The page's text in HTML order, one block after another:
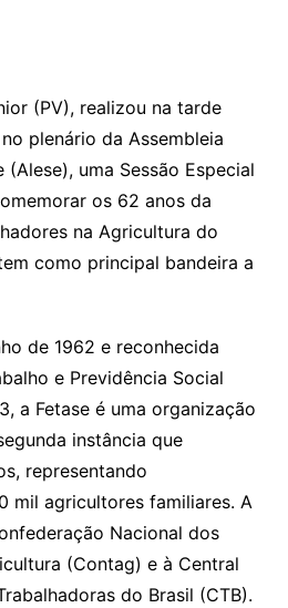
(PV), realizou na tarde
plenário da Assembleia
uma Sessão Especial
os 62 anos da
na Agricultura do
como principal bandeira a
de 1962 e reconhecida
e Previdência Social
a Fetase é uma organização
instância que
representando
mil agricultores familiares. A
Nacional dos
(Contag) e à Central
do Brasil (CTB).